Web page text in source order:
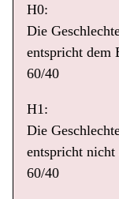
H0:
Die
entspricht dem
60/40
H1:
Die
entspricht
60/40